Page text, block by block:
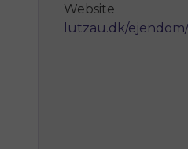
Website
lutzau.dk/